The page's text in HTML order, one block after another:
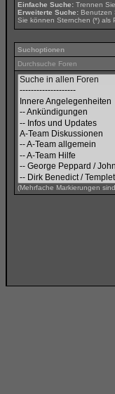
Einfache Suche: Trennen
Erweiterte Suche: Benutzen
Sie können Sternchen (*) als
Suchoptionen
Durchsuche Foren
(Mehrfache Markierungen